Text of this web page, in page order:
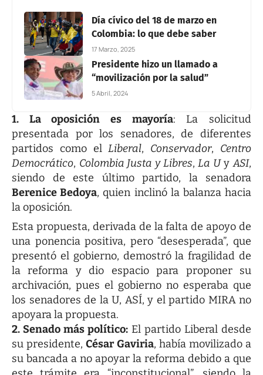
Día cívico del 18 de marzo en
Colombia: lo que debe saber
17 Marzo, 2025
Presidente hizo un llamado a
“movilización por la salud”
5 Abril, 2024
1. La oposición es mayoría: La solicitud
presentada por los senadores, de diferentes
partidos como elLiberal, Conservador, Centro
Democrático, Colombia Justa y Libres,La UyASI,
siendo de este último partido, la senadora
Berenice Bedoya, quien inclinó la balanza hacia
la oposición.
Esta propuesta, derivada de la falta de apoyo de
una ponencia positiva, pero “desesperada”, que
presentó el gobierno, demostró la fragilidad de
la reforma y dio espacio para proponer su
archivación, pues el gobierno no esperaba que
los senadores de la U, ASÍ, y el partido MIRA no
apoyara la propuesta.
2. Senado más político: El partido Liberal desde
su presidente,César Gaviria, había movilizado a
su bancada a no apoyar la reforma debido a que